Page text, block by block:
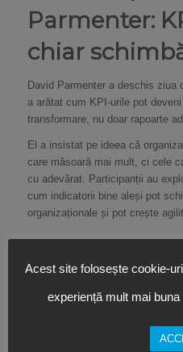
Parmenter:
chiar
David Parmenter a deschis
a arătat cum KPI-urile pot
transformare, nu doar rapoarte
El a insistat pe ideea că
care măsoară mai mult, ci cele
cu adevărat. Participanții au
cum indicatorii bine aleși pot
organizaționale și pot crește
Roxana
monedă a
Acest site folosește cookie-
experiență mult mai buna